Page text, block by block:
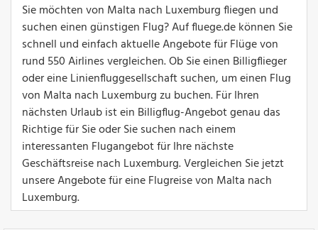
Sie möchten von Malta nach Luxemburg fliegen und
suchen einen günstigen Flug? Auf fluege.de können Sie
schnell und einfach aktuelle Angebote für Flüge von
rund 550 Airlines vergleichen. Ob Sie einen Billigflieger
oder eine Linienfluggesellschaft suchen, um einen Flug
von Malta nach Luxemburg zu buchen. Für Ihren
nächsten Urlaub ist ein Billigflug-Angebot genau das
Richtige für Sie oder Sie suchen nach einem
interessanten Flugangebot für Ihre nächste
Geschäftsreise nach Luxemburg. Vergleichen Sie jetzt
unsere Angebote für eine Flugreise von Malta nach
Luxemburg.